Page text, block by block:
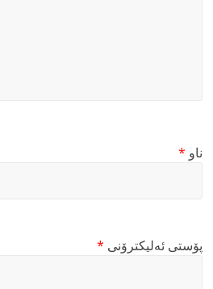
ناو *
پۆستی ئەلیکترۆنی *